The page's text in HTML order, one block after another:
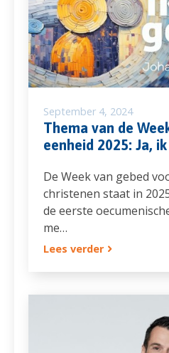
September 4, 2024
Thema van de
eenheid 2025: Ja,
De Week van gebed
christenen staat in
de eerste
me…
Lees verder